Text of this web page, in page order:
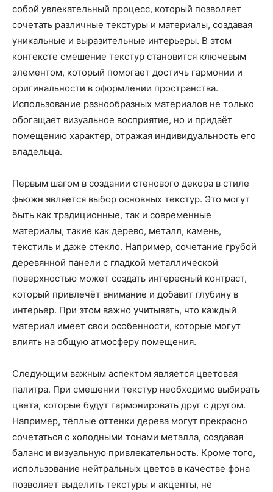
собой увлекательный процесс, который позволяет
сочетать различные текстуры и материалы, создавая
уникальные и выразительные интерьеры. В этом
контексте смешение текстур становится ключевым
элементом, который помогает достичь гармонии и
оригинальности в оформлении пространства.
Использование разнообразных материалов не только
обогащает визуальное восприятие, но и придаёт
помещению характер, отражая индивидуальность его
владельца.
Первым шагом в создании стенового декора в стиле
фьюжн является выбор основных текстур. Это могут
быть как традиционные, так и современные
материалы, такие как дерево, металл, камень,
текстиль и даже стекло. Например, сочетание грубой
деревянной панели с гладкой металлической
поверхностью может создать интересный контраст,
который привлечёт внимание и добавит глубину в
интерьер. При этом важно учитывать, что каждый
материал имеет свои особенности, которые могут
влиять на общую атмосферу помещения.
Следующим важным аспектом является цветовая
палитра. При смешении текстур необходимо выбирать
цвета, которые будут гармонировать друг с другом.
Например, тёплые оттенки дерева могут прекрасно
сочетаться с холодными тонами металла, создавая
баланс и визуальную привлекательность. Кроме того,
использование нейтральных цветов в качестве фона
позволяет выделить текстуры и акценты, не